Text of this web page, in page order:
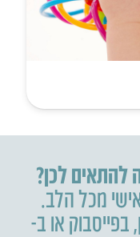
להתאים לכן?
מכל הלב.
,בפייסבוק או ב-